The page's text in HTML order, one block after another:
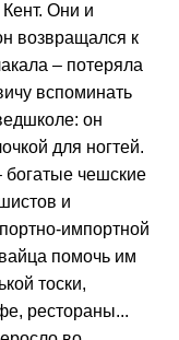
Они и
возвращался к
– потеряла
вспоминать
он
для ногтей.
богатые чешские
и
импортной
помочь им
тоски,
рестораны...